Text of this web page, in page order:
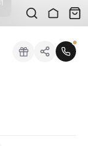
공합니다. 가죽 재질,
객 변심 모두 교환·반
립금은 1,000원 이상
습니다. mm 기준 사
만의 독보적인 장인정